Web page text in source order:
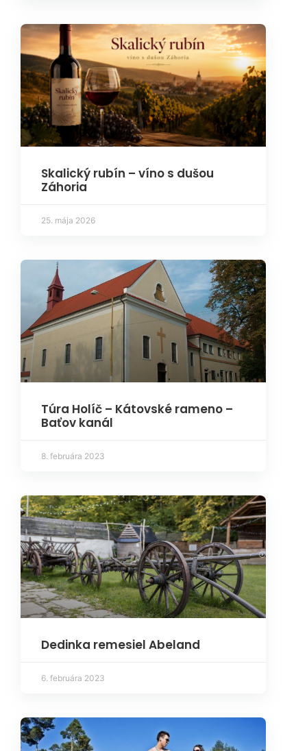
Skalický rubín – víno s dušou
Záhoria
25. mája 2026
Túra Holíč – Kátovské rameno –
Baťov kanál
8. februára 2023
Dedinka remesiel Abeland
6. februára 2023